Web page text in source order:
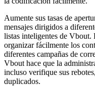
Aumente sus tasas de
mensajes dirigidos a
listas inteligentes de Vbout.
organizar fácilmente los
diferentes campañas de
Vbout hace que la
incluso verifique sus
duplicados.